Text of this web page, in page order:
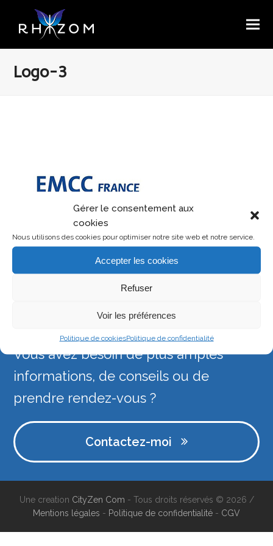
Gérer le consentement aux
cookies
Nous utilisons des cookies pour optimiser notre site web et notre service.
Accepter les cookies
Refuser
Voir les préférences
Politique de cookiesPolitique de confidentialité
Logo-3
full (250x250)|thumbnail (150x150)
Vous avez besoin de plus amples
informations, de conseils ou de
prendre rendez-vous ?
Contactez-moi
Une creation CityZen Com - Tous droits réservés © 2026 /
Mentions légales - Politique de confidentialité - CGV